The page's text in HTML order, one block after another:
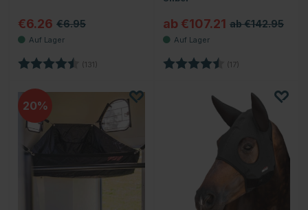
€6.26 €6.95
Bewertung: (131) 4.5 von 5 Sternen
ab €107.21 ab €142.95
Bewertung: (17)
20